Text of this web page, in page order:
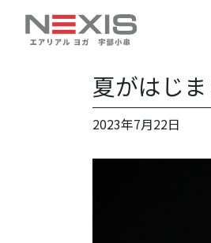
夏がはじ
2023年7月22日